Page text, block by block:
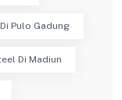
Pulo Gadung
Di Madiun